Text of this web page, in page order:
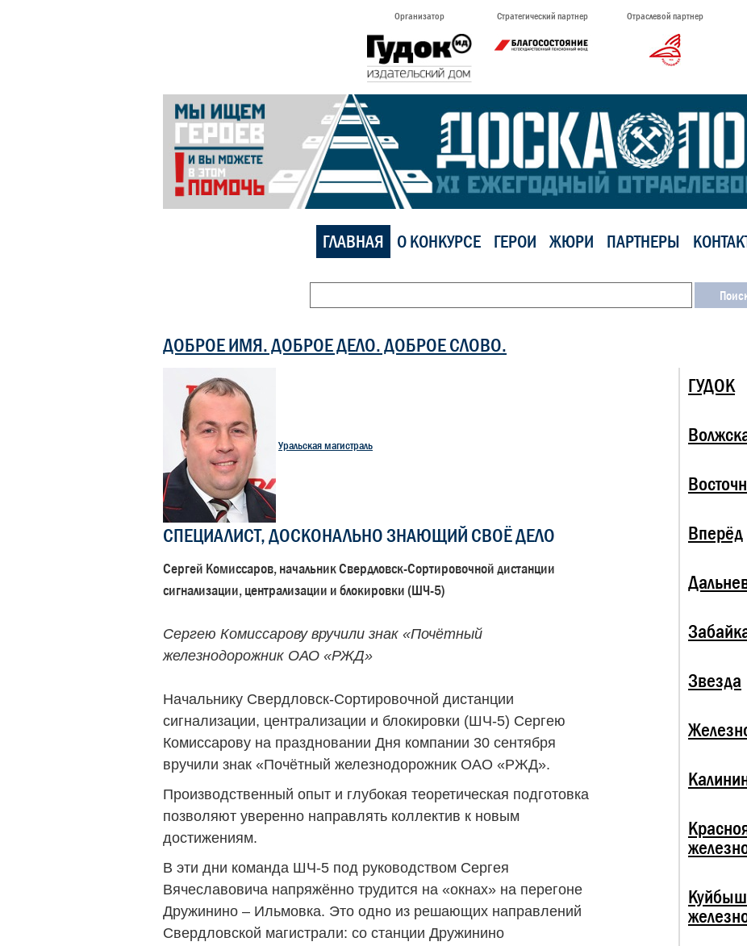
Организатор Стратегический партнер Отраслевой партнер
ГЛАВНАЯ О КОНКУРСЕ ГЕРОИ ЖЮРИ ПАРТНЕРЫ
ДОБРОЕ ИМЯ. ДОБРОЕ ДЕЛО. ДОБРОЕ СЛОВО.
Уральская магистраль
СПЕЦИАЛИСТ, ДОСКОНАЛЬНО ЗНАЮЩИЙ СВОЁ ДЕЛО
Сергей Комиссаров, начальник Свердловск-Сортировочной дистанции
сигнализации, централизации и блокировки (ШЧ-5)
Сергею Комиссарову вручили знак «Почётный
железнодорожник ОАО «РЖД»
Начальнику Свердловск-Сортировочной дистанции
сигнализации, централизации и блокировки (ШЧ-5) Сергею
Комиссарову на праздновании Дня компании 30 сентября
вручили знак «Почётный железнодорожник ОАО «РЖД».
Производственный опыт и глубокая теоретическая подготовка
позволяют уверенно направлять коллектив к новым
достижениям.
В эти дни команда ШЧ-5 под руководством Сергея
Вячеславовича напряжённо трудится на «окнах» на перегоне
Дружинино – Ильмовка. Это одно из решающих направлений
Свердловской магистрали: со станции Дружинино
ГУДОК
Вперёд
Звезда